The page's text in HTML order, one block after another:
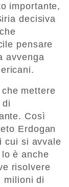
importante,
decisiva
pensare
avvenga
mettere
di
Così
Erdogan
cui si avvale
è anche
risolvere
milioni di